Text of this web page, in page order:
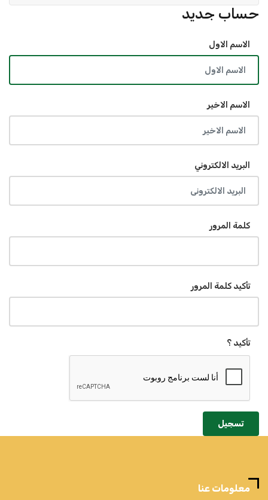
حساب جديد
الاسم الاول
الاسم الاخير
البريد الالكتروني
كلمة المرور
تأكيد كلمة المرور
تأكيد ؟
تسجيل
معلومات عنا